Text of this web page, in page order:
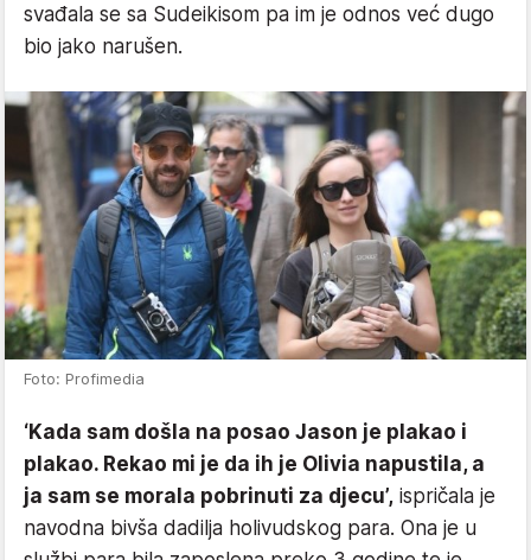
svađala se sa Sudeikisom pa im je odnos već dugo
bio jako narušen.
Foto: Profimedia
‘Kada sam došla na posao Jason je plakao i
plakao. Rekao mi je da ih je Olivia napustila, a
ja sam se morala pobrinuti za djecu’, ispričala je
navodna bivša dadilja holivudskog para. Ona je u